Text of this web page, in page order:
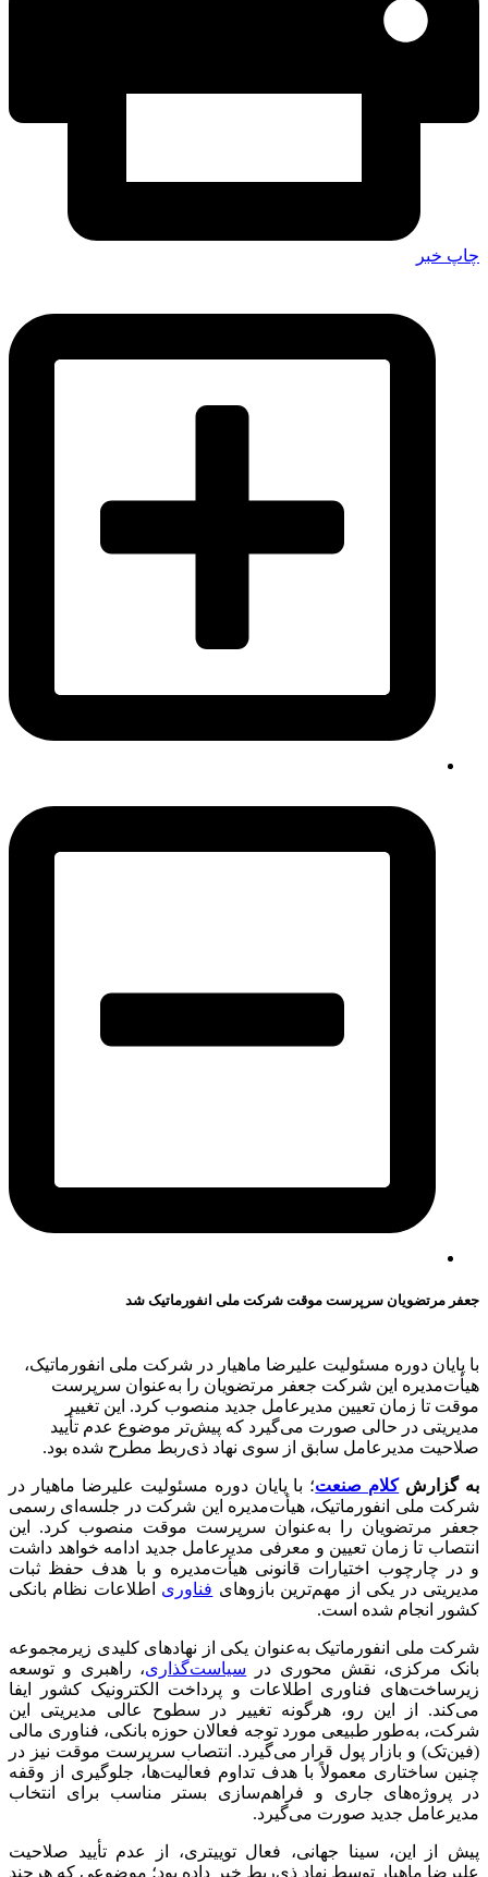
چاپ خبر
جعفر مرتضویان سرپرست موقت شرکت ملی انفورماتیک شد
با پایان دوره مسئولیت علیرضا ماهیار در شرکت ملی انفورماتیک،
هیأت‌مدیره این شرکت جعفر مرتضویان را به‌عنوان سرپرست
موقت تا زمان تعیین مدیرعامل جدید منصوب کرد. این تغییر
مدیریتی در حالی صورت می‌گیرد که پیش‌تر موضوع عدم تأیید
صلاحیت مدیرعامل سابق از سوی نهاد ذی‌ربط مطرح شده بود.
به گزارشکلام صنعت؛ با پایان دوره مسئولیت علیرضا ماهیار در
شرکت ملی انفورماتیک، هیأت‌مدیره این شرکت در جلسه‌ای رسمی
جعفر مرتضویان را به‌عنوان سرپرست موقت منصوب کرد. این
انتصاب تا زمان تعیین و معرفی مدیرعامل جدید ادامه خواهد داشت
و در چارچوب اختیارات قانونی هیأت‌مدیره و با هدف حفظ ثبات
مدیریتی در یکی از مهم‌ترین بازوهای فناوری اطلاعات نظام بانکی
کشور انجام شده است.
شرکت ملی انفورماتیک به‌عنوان یکی از نهادهای کلیدی زیرمجموعه
بانک مرکزی، نقش محوری در سیاست‌گذاری، راهبری و توسعه
زیرساخت‌های فناوری اطلاعات و پرداخت الکترونیک کشور ایفا
می‌کند. از این رو، هرگونه تغییر در سطوح عالی مدیریتی این
شرکت، به‌طور طبیعی مورد توجه فعالان حوزه بانکی، فناوری مالی
(فین‌تک) و بازار پول قرار می‌گیرد. انتصاب سرپرست موقت نیز در
چنین ساختاری معمولاً با هدف تداوم فعالیت‌ها، جلوگیری از وقفه
در پروژه‌های جاری و فراهم‌سازی بستر مناسب برای انتخاب
مدیرعامل جدید صورت می‌گیرد.
پیش از این، سینا جهانی، فعال توییتری، از عدم تأیید صلاحیت
علیرضا ماهیار توسط نهاد ذی‌ربط خبر داده بود؛ موضوعی که هرچند